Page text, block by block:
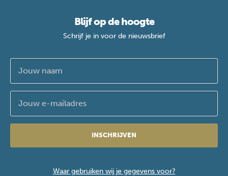
Blijf op de hoogte
Schrijf je in voor de nieuwsbrief
INSCHRIJVEN
Waar gebruiken wij je gegevens voor?